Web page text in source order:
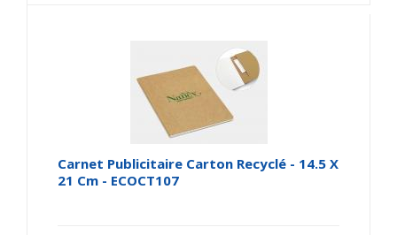
Carnet Publicitaire Carton Recyclé - 14.5 X
21 Cm - ECOCT107